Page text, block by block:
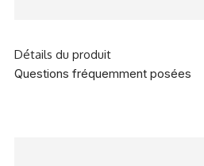
Détails du produit
Questions fréquemment posées